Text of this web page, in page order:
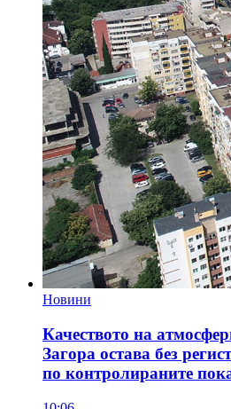
Новини
Качеството на
Загора остава без
по контролираните